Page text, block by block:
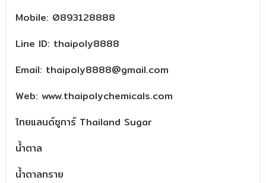
Mobile: 0893128888
Line ID: thaipoly8888
Email: thaipoly8888@gmail.com
Web: www.thaipolychemicals.com
ไทยแลนด์ซูการ์ Thailand Sugar
น้ำตาล
น้ำตาลทราย